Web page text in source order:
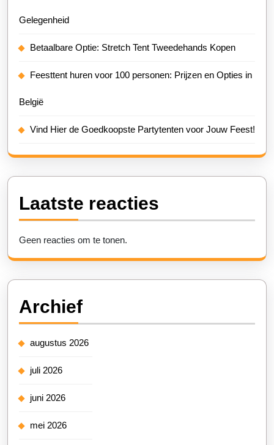
Gelegenheid
Betaalbare Optie: Stretch Tent Tweedehands Kopen
Feesttent huren voor 100 personen: Prijzen en Opties in
België
Vind Hier de Goedkoopste Partytenten voor Jouw Feest!
Laatste reacties
Geen reacties om te tonen.
Archief
augustus 2026
juli 2026
juni 2026
mei 2026